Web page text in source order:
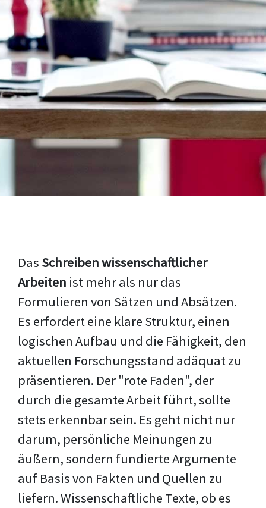
Das Schreiben wissenschaftlicher
Arbeiten ist mehr als nur das
Formulieren von Sätzen und Absätzen.
Es erfordert eine klare Struktur, einen
logischen Aufbau und die Fähigkeit, den
aktuellen Forschungsstand adäquat zu
präsentieren. Der "rote Faden", der
durch die gesamte Arbeit führt, sollte
stets erkennbar sein. Es geht nicht nur
darum, persönliche Meinungen zu
äußern, sondern fundierte Argumente
auf Basis von Fakten und Quellen zu
liefern. Wissenschaftliche Texte, ob es